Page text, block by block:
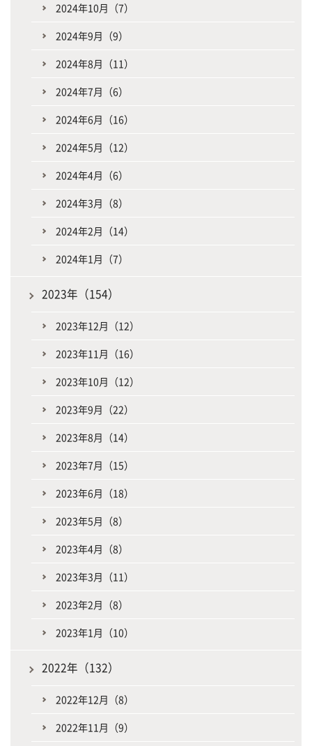
2024年10月（7）
2024年9月（9）
2024年8月（11）
2024年7月（6）
2024年6月（16）
2024年5月（12）
2024年4月（6）
2024年3月（8）
2024年2月（14）
2024年1月（7）
2023年（154）
2023年12月（12）
2023年11月（16）
2023年10月（12）
2023年9月（22）
2023年8月（14）
2023年7月（15）
2023年6月（18）
2023年5月（8）
2023年4月（8）
2023年3月（11）
2023年2月（8）
2023年1月（10）
2022年（132）
2022年12月（8）
2022年11月（9）